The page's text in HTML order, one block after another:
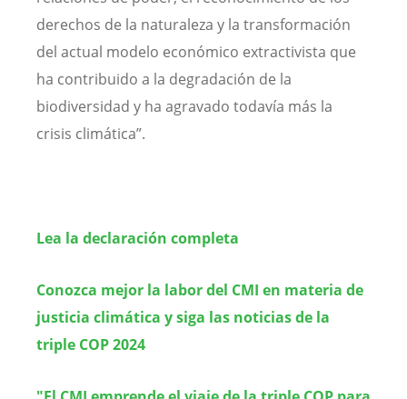
derechos de la naturaleza y la transformación
del actual modelo económico extractivista que
ha contribuido a la degradación de la
biodiversidad y ha agravado todavía más la
crisis climática”.
Lea la declaración completa
Conozca mejor la labor del CMI en materia de
justicia climática y siga las noticias de la
triple COP 2024